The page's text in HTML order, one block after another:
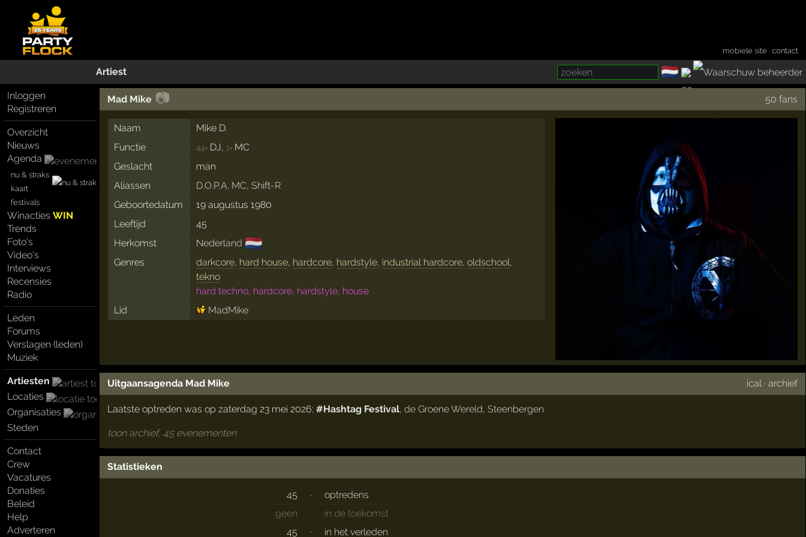
mobiele site ·contact
Artiest 🇳🇱
Inloggen
Registreren
Overzicht
Nieuws
Agenda
nu & straks
kaart
festivals
WinactiesWIN
Trends
Foto's
Video's
Interviews
Recensies
Radio
Leden
Forums
Verslagen (leden)
Muziek
Artiesten
Locaties
Organisaties
Steden
Contact
Crew
Vacatures
Donaties
Beleid
Help
Adverteren
Mad Mike 📷 50 fans
Naam
Mike D.
Functie
44× DJ, 1× MC
Geslacht
man
Aliassen
D.O.P.A. MC,Shift-R
Geboortedatum
19 augustus 1980
Leeftijd
45
Herkomst
Nederland 🇳🇱
Genres darkcore, hard house, hardcore, hardstyle, industrial hardcore,oldschool,
tekno
hard techno, hardcore, hardstyle, house
Lid
MadMike
Uitgaansagenda Mad Mike ical ·archief
Laatste optreden was op zaterdag 23 mei 2026: #Hashtag Festival, de Groene Wereld, Steenbergen
toon archief, 45 evenementen
Statistieken
45 ·
optredens
geen
·
in de toekomst
45
· in het verleden